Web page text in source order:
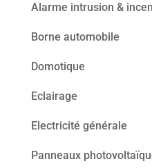
Alarme intrusion &
Borne automobile
Domotique
Eclairage
Electricité générale
Panneaux